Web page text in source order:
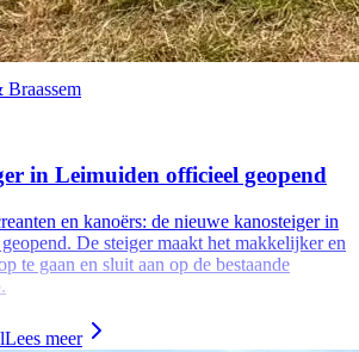
Braassem
in Leimuiden officieel geopend
en kanoërs: de nieuwe kanosteiger in
De steiger maakt het makkelijker en
te gaan en sluit aan op de bestaande
Lees meer